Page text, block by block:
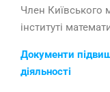
Член Київського
інституті
Документи
діяльності